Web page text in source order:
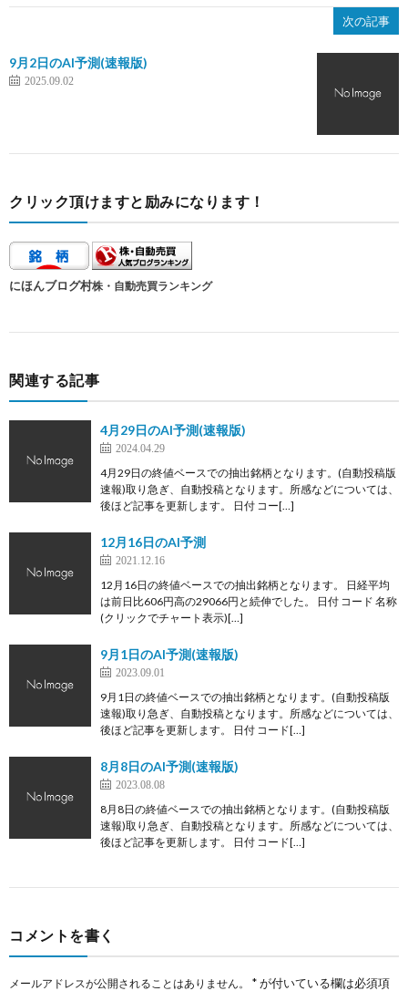
次の記事
9月2日のAI予測(速報版)
2025.09.02
クリック頂けますと励みになります！
にほんブログ村株・自動売買ランキング
関連する記事
4月29日のAI予測(速報版)
2024.04.29
4月29日の終値ベースでの抽出銘柄となります。(自動投稿版
速報)取り急ぎ、自動投稿となります。所感などについては、
後ほど記事を更新します。 日付 コー[…]
12月16日のAI予測
2021.12.16
12月16日の終値ベースでの抽出銘柄となります。 日経平均
は前日比606円高の29066円と続伸でした。 日付 コード 名称
(クリックでチャート表示)[…]
9月1日のAI予測(速報版)
2023.09.01
9月1日の終値ベースでの抽出銘柄となります。(自動投稿版
速報)取り急ぎ、自動投稿となります。所感などについては、
後ほど記事を更新します。 日付 コード[…]
8月8日のAI予測(速報版)
2023.08.08
8月8日の終値ベースでの抽出銘柄となります。(自動投稿版
速報)取り急ぎ、自動投稿となります。所感などについては、
後ほど記事を更新します。 日付 コード[…]
コメントを書く
メールアドレスが公開されることはありません。 *が付いている欄は必須項